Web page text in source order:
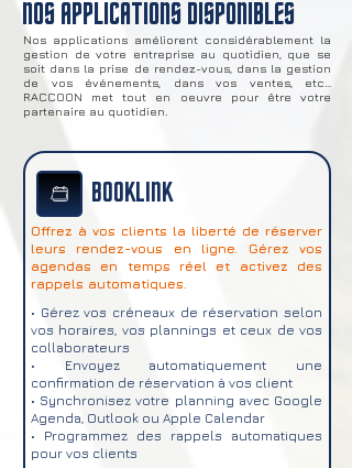
NOS APPLICATIONS DISPONIBLES
Nos applications améliorent considérablement la
gestion de votre entreprise au quotidien, que se
soit dans la prise de rendez-vous, dans la gestion
de vos événements, dans vos ventes, etc...
RACCOON met tout en oeuvre pour être votre
partenaire au quotidien.
BOOKLINK
Offrez à vos clients la liberté de réserver
leurs rendez-vous en ligne. Gérez vos
agendas en temps réel et activez des
rappels automatiques.
• Gérez vos créneaux de réservation selon
vos horaires, vos plannings et ceux de vos
collaborateurs
• Envoyez automatiquement une
confirmation de réservation à vos client
• Synchronisez votre planning avec Google
Agenda, Outlook ou Apple Calendar
• Programmez des rappels automatiques
pour vos clients